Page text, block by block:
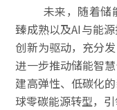
未来，随着储能
臻成熟以及AI与能
创新为驱动，充分
进一步推动储能智
建高弹性、低碳化
球零碳能源转型，